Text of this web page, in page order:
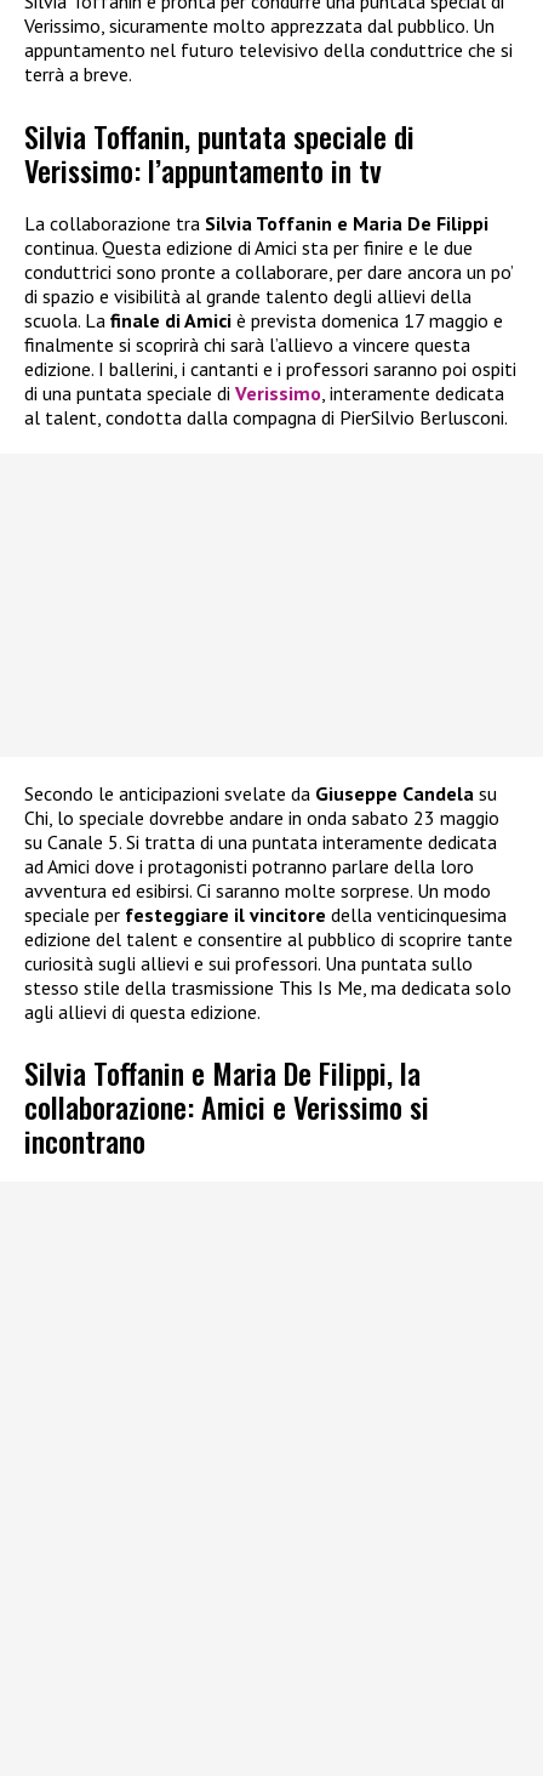
Verissimo, sicuramente molto apprezzata dal pubblico. Un
appuntamento nel futuro televisivo della conduttrice che si
terrà a breve.
Silvia Toffanin, puntata speciale di
Verissimo: l’appuntamento in tv
La collaborazione tra Silvia Toffanin e Maria De Filippi
continua. Questa edizione di Amici sta per finire e le due
conduttrici sono pronte a collaborare, per dare ancora un po’
di spazio e visibilità al grande talento degli allievi della
scuola. La finale di Amici è prevista domenica 17 maggio e
finalmente si scoprirà chi sarà l’allievo a vincere questa
edizione. I ballerini, i cantanti e i professori saranno poi ospiti
di una puntata speciale di Verissimo , interamente dedicata
al talent, condotta dalla compagna di PierSilvio Berlusconi.
Secondo le anticipazioni svelate da Giuseppe Candela su
Chi, lo speciale dovrebbe andare in onda sabato 23 maggio
su Canale 5. Si tratta di una puntata interamente dedicata
ad Amici dove i protagonisti potranno parlare della loro
avventura ed esibirsi. Ci saranno molte sorprese. Un modo
speciale per festeggiare il vincitore della venticinquesima
edizione del talent e consentire al pubblico di scoprire tante
curiosità sugli allievi e sui professori. Una puntata sullo
stesso stile della trasmissione This Is Me, ma dedicata solo
agli allievi di questa edizione.
Silvia Toffanin e Maria De Filippi, la
collaborazione: Amici e Verissimo si
incontrano